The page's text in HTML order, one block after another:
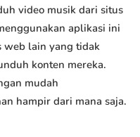
video musik dari situs
aplikasi ini
web lain yang tidak
konten mereka.
mudah
hampir dari mana saja.